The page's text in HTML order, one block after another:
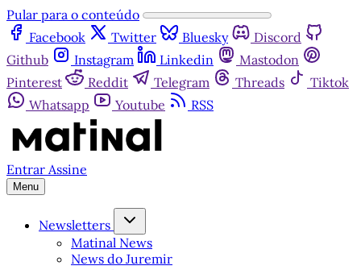
Pular para o conteúdo
Facebook
Twitter Bluesky
Discord
Github
Instagram Linkedin
Mastodon
Pinterest
Reddit Telegram Threads
Tiktok
Whatsapp
Youtube RSS
Entrar Assine
Menu
Newsletters
Matinal News
News do Juremir